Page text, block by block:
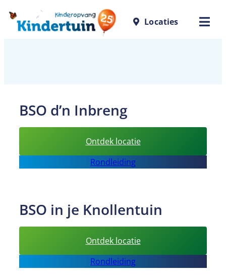
Ga
naar
Locaties
BSO d’n Inbreng
Ontdek locatie:
BSO
d’n
Rondleiding
BSO in je Knollentuin
Ontdek locatie:
BSO in
je
Rondleiding